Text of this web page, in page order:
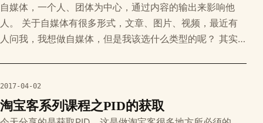
自媒体，一个人、团体为中心，通过内容的输出来影响他
人。 关于自媒体有很多形式，文章、图片、视频，最近有
人问我，我想做自媒体，但是我该选什么类型的呢？ 其实
还是要选视频类，这样更形象、具体。 如果你想传递给大
家的是欢乐类的段子、视频等，当然还是要选择视频啦。
2017-04-02
淘宝客系列课程之PID的获取